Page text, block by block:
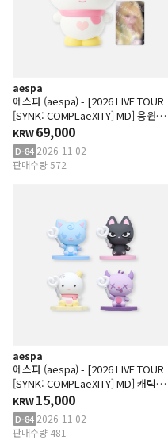
aespa
에스파 (aespa) - [2026 LIVE TOUR
[SYNK: COMPLaeXITY] MD] 응원봉
케이스 SET_A ver. (COLOR)
KRW69,000
D-84 2026-11-02
판매수량 572
aespa
에스파 (aespa) - [2026 LIVE TOUR
[SYNK: COMPLaeXITY] MD] 캐릭터
클립
KRW15,000
D-84 2026-11-02
판매수량 481